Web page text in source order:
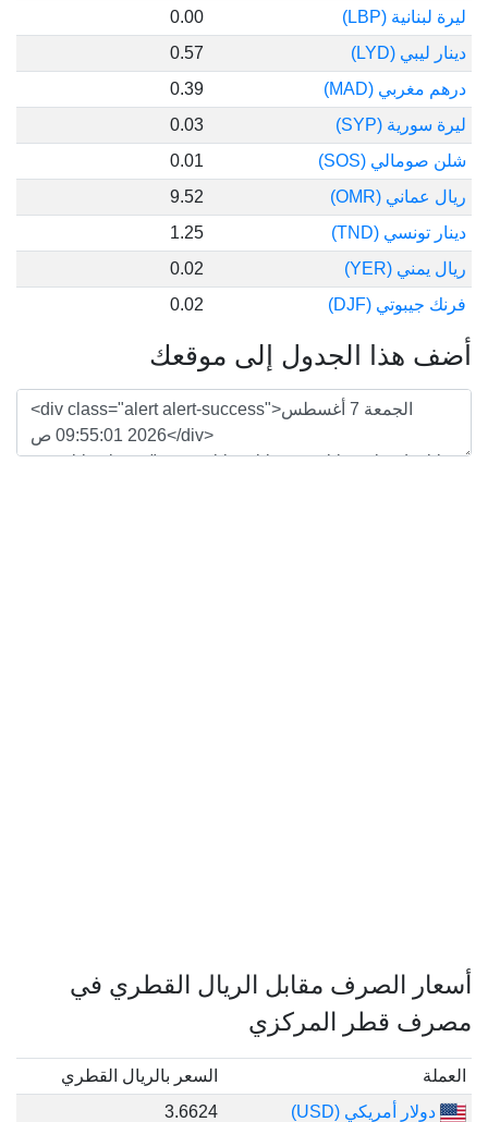
ليرة لبنانية (LBP)
0.00
دينار ليبي (LYD)
0.57
درهم مغربي (MAD)
0.39
ليرة سورية (SYP)
0.03
شلن صومالي (SOS)
0.01
ريال عماني (OMR)
9.52
دينار تونسي (TND)
1.25
ريال يمني (YER)
0.02
فرنك جيبوتي (DJF)
0.02
أضف هذا الجدول إلى موقعك
أسعار الصرف مقابل الريال القطري في
مصرف قطر المركزي
العملة
السعر بالريال القطري
دولار أمريكي (USD)
3.6624